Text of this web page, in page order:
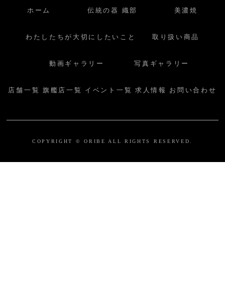
ホーム 伝統の器 織部 美濃焼
わたしたちが大切にしたいこと 取り扱い商品
動画ギャラリー 写真ギャラリー
店舗一覧 旗艦店一覧 イベント一覧 求人情報 お問い合わせ
COPYRIGHT © ORIBE ALL RIGHTS RESERVED.